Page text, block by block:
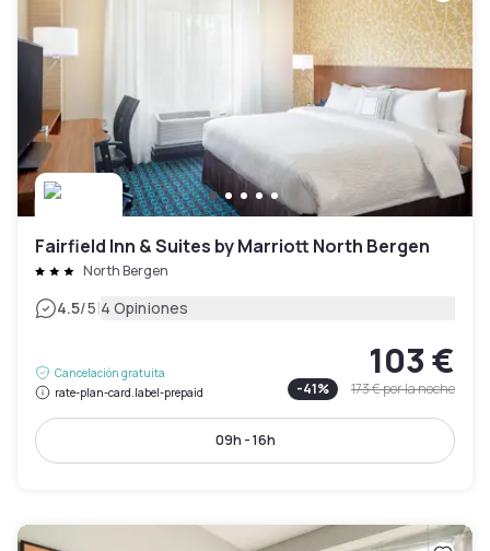
Fairfield Inn & Suites by Marriott North Bergen
North Bergen
4.5/5|4 Opiniones
Cancelación gratuita
rate-plan-card.label-prepaid
103 €
-41% 173 €por la noche
09h - 16h